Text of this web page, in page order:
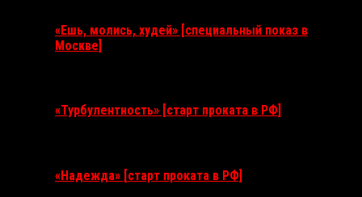
«Ешь, молись, худей» [специальный показ в
Москве]
«Турбулентность» [старт проката в РФ]
«Надежда» [старт проката в РФ]